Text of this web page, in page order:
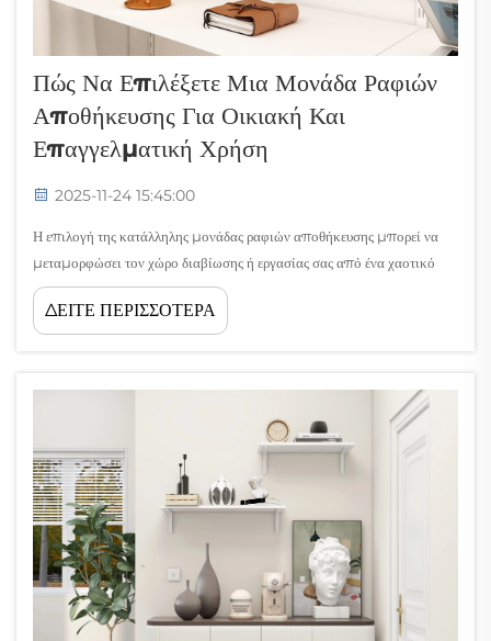
Πώς Να Επιλέξετε Μια Μονάδα Ραφιών
Αποθήκευσης Για Οικιακή Και
Επαγγελματική Χρήση
2025-11-24 15:45:00
Η επιλογή της κατάλληλης μονάδας ραφιών αποθήκευσης μπορεί να
μεταμορφώσει τον χώρο διαβίωσης ή εργασίας σας από ένα χαοτικό
συγκρότημα σε ένα οργανωμένο καταφύγιο. Είτε αντιμετωπίζετε
περιορισμένο χώρο σε ένα οικιακό γραφείο είτε προσπαθείτε να
ΔΕΙΤΕ ΠΕΡΙΣΣΟΤΕΡΑ